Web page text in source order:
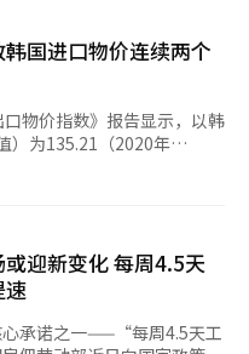
金融信息公司联合Infomax
和韩国创业板科斯达克指
7%，在美国、日本、中国
日，外国投资者在有价证券
市场净买入874亿韩
万亿韩元和1674亿韩元。
。事实上，韩国股市对政府
的盘整。 直到本月
，没必要降低个人持股资本
国会决定。这一表态令市场
在明会直接宣布撤销该计
刀销售额同比增长6%，染
销售的理发用剪刀多达10
5000韩元之间。欧利芙洋
满足不断扩大的自助美发需
助美发已超越单纯节省开支
的“新常态"。 不过，
倒闭数量持续攀升，2022
万家和1.3292万家。
是突破3450点，如破竹之
计净买入6.6281万亿韩
个人投资者同期分别净卖
股市叠加政策利好，推动指
国进口物价连续两个
物价指数》报告显示，以韩
）为135.21（2020年
自今年2月以来连续五个
光学设备（1.1%）和化学
0.5%；资本财和消费品也
）、闪存（1%）、冷冻水
迎新变化 每周4.5天
速
心承诺之一——“每周4.5天工